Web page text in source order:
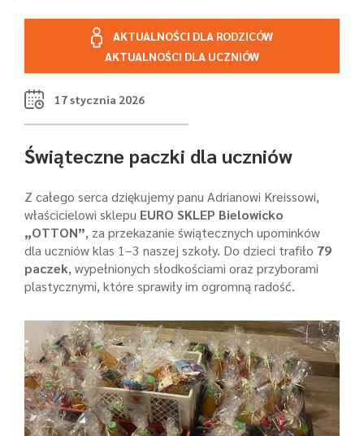
AKTUALNOŚCI DLA RODZICÓW
AKTUALNOŚCI DLA UCZNIÓW
17 stycznia 2026
Świąteczne paczki dla uczniów
Z całego serca dziękujemy panu Adrianowi Kreissowi,
właścicielowi sklepu EURO SKLEP Bielowicko
„OTTON”, za przekazanie świątecznych upominków
dla uczniów klas 1–3 naszej szkoły. Do dzieci trafiło 79
paczek, wypełnionych słodkościami oraz przyborami
plastycznymi, które sprawiły im ogromną radość.